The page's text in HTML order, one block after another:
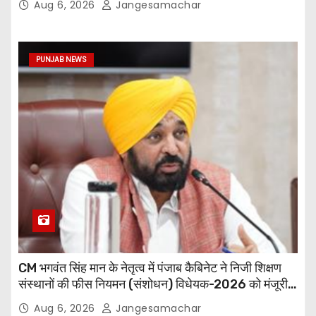
Aug 6, 2026 Jangesamachar
PUNJAB NEWS
CM भगवंत सिंह मान के नेतृत्व में पंजाब कैबिनेट ने निजी शिक्षण
संस्थानों की फीस नियमन (संशोधन) विधेयक-2026 को मंजूरी
दी Aug 6, 2026 Jangesamachar